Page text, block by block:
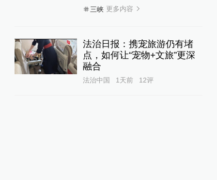
三峡 更多内容
法治日报：携宠旅游仍有堵
点，如何让“宠物+文旅”更深
融合
法治中国 1天前 12评